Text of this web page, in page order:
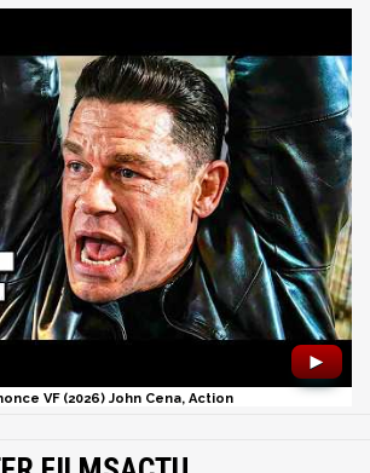
►
VF (2026) John Cena, Action